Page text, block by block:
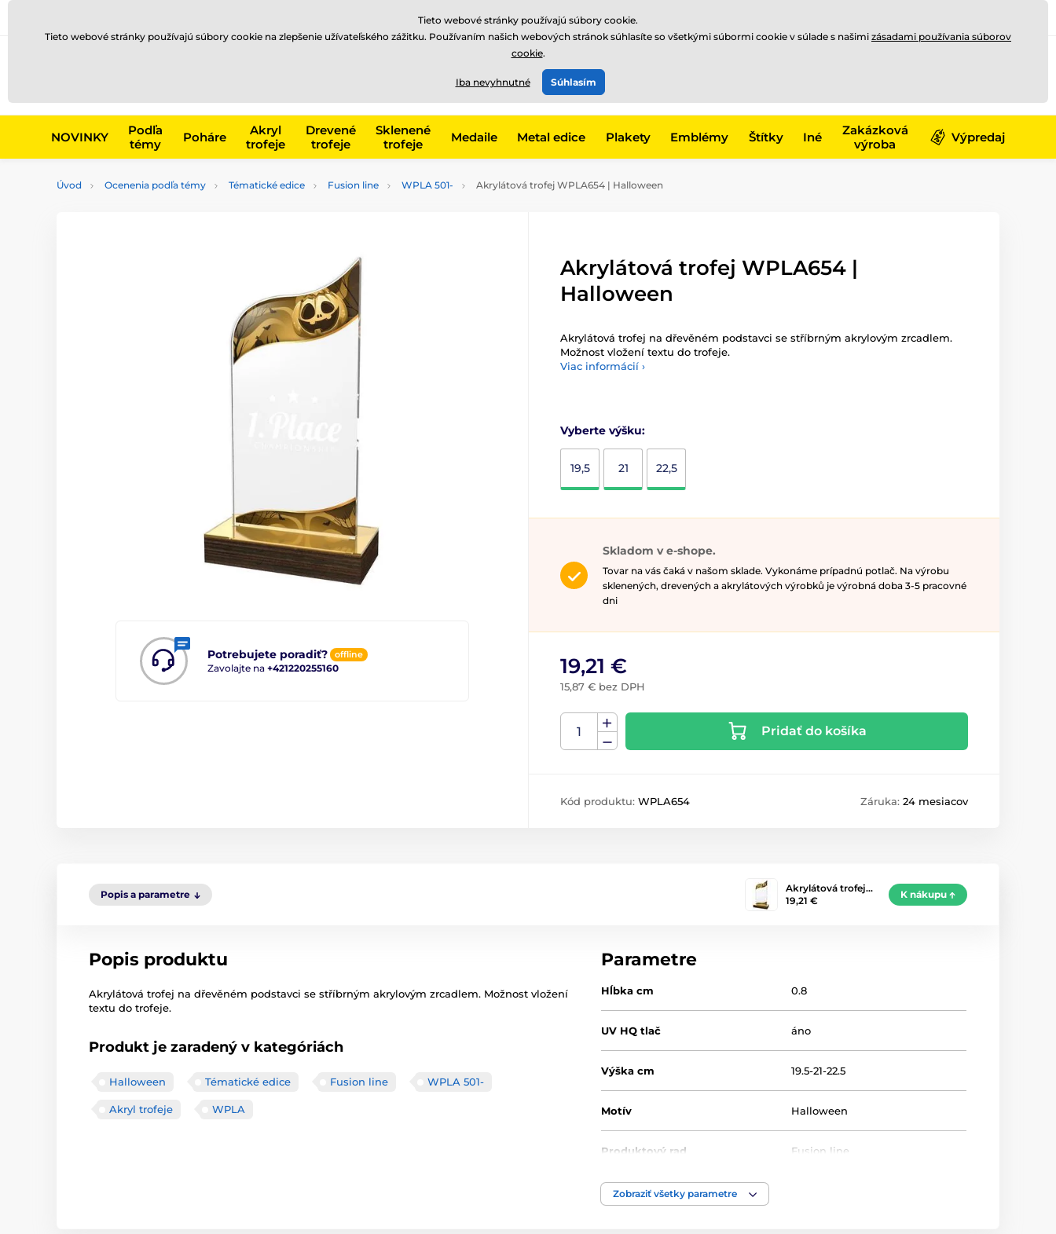
EUR
+421220255160
NOVINKY
Podľa
témy
Poháre
Akryl
trofeje
Drevené
trofeje
Sklenené
trofeje
Medaile Metal edice Plakety Emblémy Štítky Iné
Zakázková
výroba
Výpredaj
Úvod Ocenenia podľa témy Tématické edice Fusion line WPLA 501- Akrylátová trofej WPLA654 | Halloween
Potrebujete poradiť? offline
Zavolajte na +421220255160
Akrylátová trofej WPLA654 |
Halloween
Akrylátová trofej na dřevěném podstavci se stříbrným akrylovým zrcadlem.
Možnost vložení textu do trofeje.
Viac informácií ›
Vyberte výšku:
19,5 21 22,5
Skladom v e-shope.
Tovar na vás čaká v našom sklade. Vykonáme prípadnú potlač. Na výrobu
sklenených, drevených a akrylátových výrobků je výrobná doba 3-5 pracovné
dni
19,21 €
15,87 € bez DPH
Pridať do košíka
Kód produktu: WPLA654 Záruka: 24 mesiacov
Popis a parametre
Akrylátová trofej…
19,21 €
K nákupu
Popis produktu
Akrylátová trofej na dřevěném podstavci se stříbrným akrylovým zrcadlem. Možnost vložení
textu do trofeje.
Produkt je zaradený v kategóriách
Halloween Tématické edice Fusion line WPLA 501-
Akryl trofeje WPLA
Parametre
Hĺbka cm 0.8
UV HQ tlač áno
Výška cm 19.5-21-22.5
Motív Halloween
Produktový rad Fusion line
Typ ocenenia
Zobraziť všetky parametre
Tieto webové stránky používajú súbory cookie.
Tieto webové stránky používajú súbory cookie na zlepšenie užívateľského zážitku. Používaním našich webových stránok súhlasíte so všetkými súbormi cookie v súlade s našimi zásadami používania súborov
cookie.
Iba nevyhnutné Súhlasím